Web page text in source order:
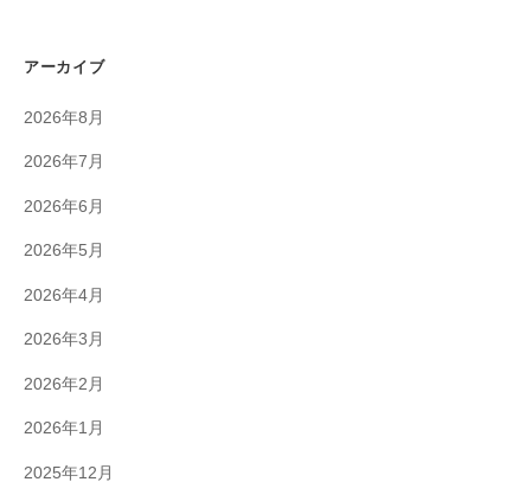
アーカイブ
2026年8月
2026年7月
2026年6月
2026年5月
2026年4月
2026年3月
2026年2月
2026年1月
2025年12月